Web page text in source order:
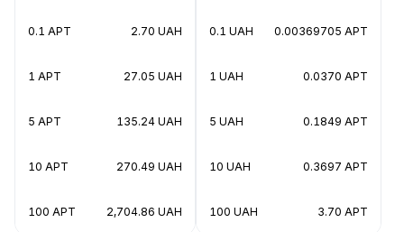
0.1 APT 2.70 UAH
1 APT 27.05 UAH
5 APT 135.24 UAH
10 APT 270.49 UAH
100 APT 2,704.86 UAH
0.1 UAH 0.00369705 APT
1 UAH 0.0370 APT
5 UAH 0.1849 APT
10 UAH 0.3697 APT
100 UAH 3.70 APT